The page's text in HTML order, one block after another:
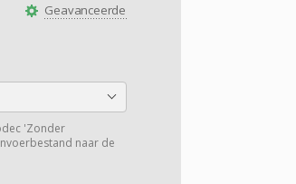
Geavanceerde
'Zonder
naar de